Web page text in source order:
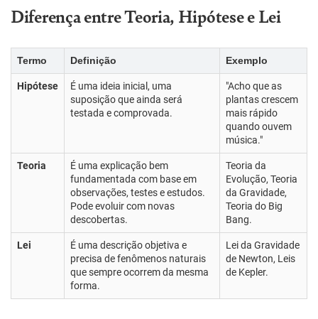
Diferença entre Teoria, Hipótese e Lei
Termo Definição Exemplo
Hipótese
É uma ideia inicial, uma
suposição que ainda será
testada e comprovada.
"Acho que as
plantas crescem
mais rápido
quando ouvem
música."
Teoria
É uma explicação bem
fundamentada com base em
observações, testes e estudos.
Pode evoluir com novas
descobertas.
Teoria da
Evolução, Teoria
da Gravidade,
Teoria do Big
Bang.
Lei
É uma descrição objetiva e
precisa de fenômenos naturais
que sempre ocorrem da mesma
forma.
Lei da Gravidade
de Newton, Leis
de Kepler.